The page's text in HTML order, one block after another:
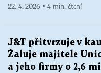
22. 4. 2026 ▪ 4 min. čtení
J&T přitvrzuje v
Žaluje majitele
a jeho firmy o 2,6